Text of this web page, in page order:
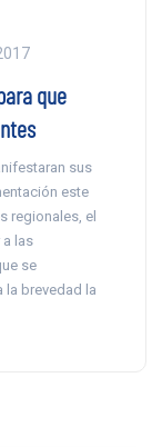
que
sus
este
regionales, el
las
se
la brevedad la